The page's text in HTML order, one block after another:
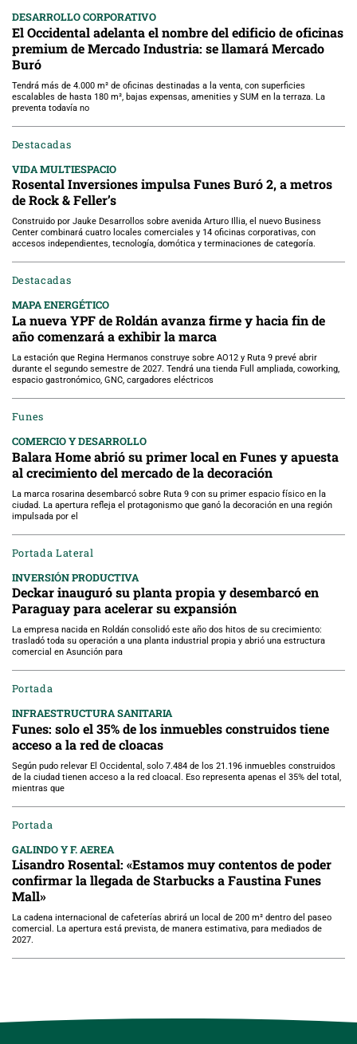
DESARROLLO CORPORATIVO
El Occidental adelanta el nombre del edificio de oficinas
premium de Mercado Industria: se llamará Mercado
Buró
Tendrá más de 4.000 m² de oficinas destinadas a la venta, con superficies
escalables de hasta 180 m², bajas expensas, amenities y SUM en la terraza. La
preventa todavía no
Destacadas
VIDA MULTIESPACIO
Rosental Inversiones impulsa Funes Buró 2, a metros
de Rock & Feller’s
Construido por Jauke Desarrollos sobre avenida Arturo Illia, el nuevo Business
Center combinará cuatro locales comerciales y 14 oficinas corporativas, con
accesos independientes, tecnología, domótica y terminaciones de categoría.
Destacadas
MAPA ENERGÉTICO
La nueva YPF de Roldán avanza firme y hacia fin de
año comenzará a exhibir la marca
La estación que Regina Hermanos construye sobre AO12 y Ruta 9 prevé abrir
durante el segundo semestre de 2027. Tendrá una tienda Full ampliada, coworking,
espacio gastronómico, GNC, cargadores eléctricos
Funes
COMERCIO Y DESARROLLO
Balara Home abrió su primer local en Funes y apuesta
al crecimiento del mercado de la decoración
La marca rosarina desembarcó sobre Ruta 9 con su primer espacio físico en la
ciudad. La apertura refleja el protagonismo que ganó la decoración en una región
impulsada por el
Portada Lateral
INVERSIÓN PRODUCTIVA
Deckar inauguró su planta propia y desembarcó en
Paraguay para acelerar su expansión
La empresa nacida en Roldán consolidó este año dos hitos de su crecimiento:
trasladó toda su operación a una planta industrial propia y abrió una estructura
comercial en Asunción para
Portada
INFRAESTRUCTURA SANITARIA
Funes: solo el 35% de los inmuebles construidos tiene
acceso a la red de cloacas
Según pudo relevar El Occidental, solo 7.484 de los 21.196 inmuebles construidos
de la ciudad tienen acceso a la red cloacal. Eso representa apenas el 35% del total,
mientras que
Portada
GALINDO Y F. AEREA
Lisandro Rosental: «Estamos muy contentos de poder
confirmar la llegada de Starbucks a Faustina Funes
Mall»
La cadena internacional de cafeterías abrirá un local de 200 m² dentro del paseo
comercial. La apertura está prevista, de manera estimativa, para mediados de
2027.